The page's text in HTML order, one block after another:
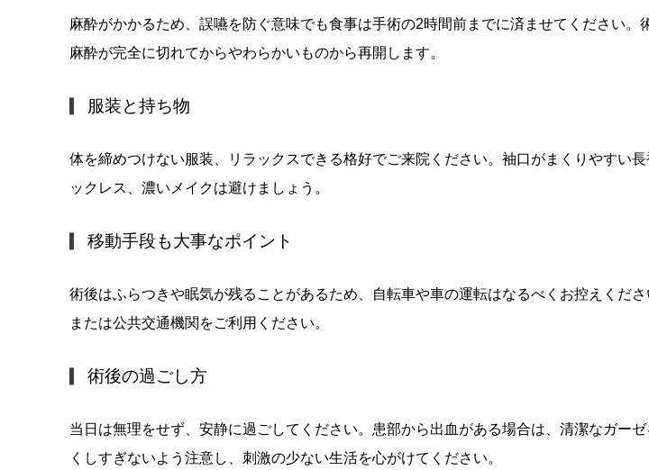
麻酔がかかるため、誤嚥を防ぐ意味でも食事は手術の2時間前までに済ませてください。
麻酔が完全に切れてからやわらかいものから再開します。
服装と持ち物
体を締めつけない服装、リラックスできる格好でご来院ください。袖口がまくりやすい
ックレス、濃いメイクは避けましょう。
移動手段も大事なポイント
術後はふらつきや眠気が残ることがあるため、自転車や車の運転はなるべくお控えくだ
または公共交通機関をご利用ください。
術後の過ごし方
当日は無理をせず、安静に過ごしてください。患部から出血がある場合は、清潔なガー
くしすぎないよう注意し、刺激の少ない生活を心がけてください。